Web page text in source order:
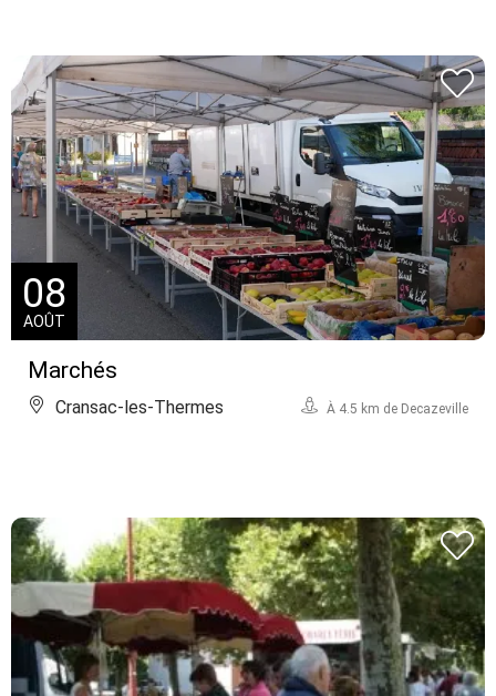
Marchés
08
AOÛT
Cransac-les-Thermes À 4.5 km de Decazeville